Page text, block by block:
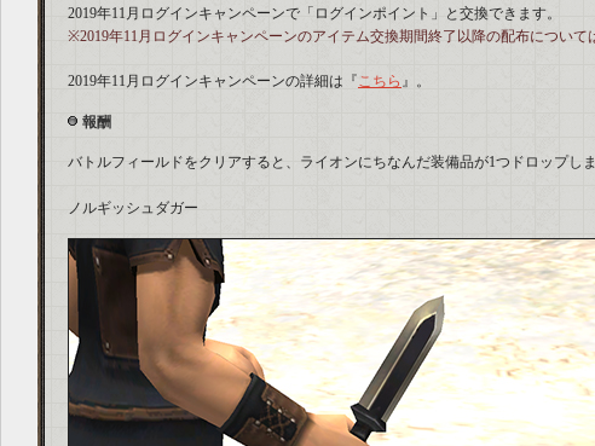
2019年11月ログインキャンペーンで「ログインポイント」と交換できます。
※2019年11月ログインキャンペーンのアイテム交換期間終了以降の配布について
2019年11月ログインキャンペーンの詳細は『こちら 』。
報酬
バトルフィールドをクリアすると、ライオンにちなんだ装備品が1つドロップしま
ノルギッシュダガー